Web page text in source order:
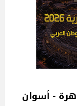
- أسوان